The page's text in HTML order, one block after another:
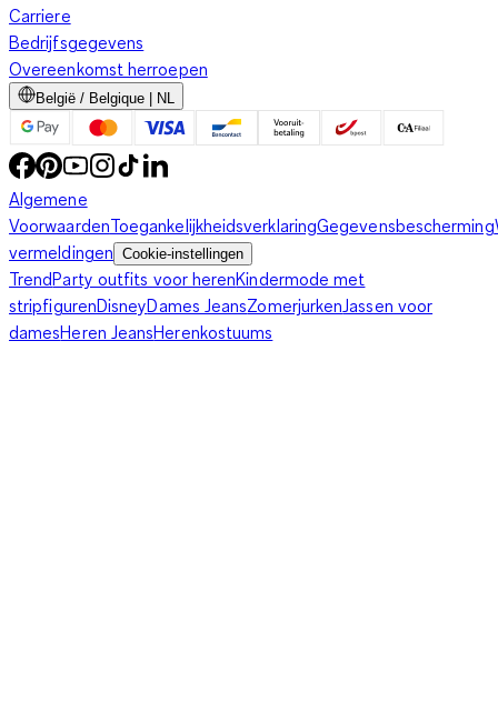
Carriere
Bedrijfsgegevens
Overeenkomst herroepen
België / Belgique | NL
Algemene
VoorwaardenToegankelijkheidsverklaringGegevensbescherming
vermeldingen Cookie-instellingen
TrendParty outfits voor herenKindermode met
stripfigurenDisneyDames JeansZomerjurkenJassen voor
damesHeren JeansHerenkostuums